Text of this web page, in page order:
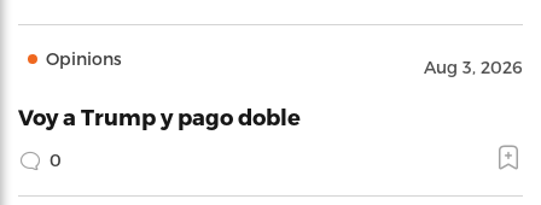
Opinions Aug 3, 2026
Voy a Trump y pago doble
0